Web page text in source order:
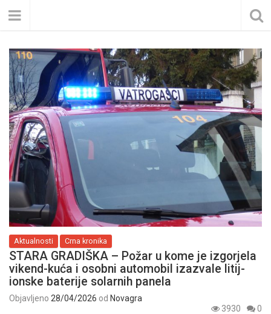
Aktualnosti Crna kronika
STARA GRADIŠKA – Požar u kome je izgorjela
vikend-kuća i osobni automobil izazvale litij-
ionske baterije solarnih panela
Objavljeno 28/04/2026 od Novagra
3930
0